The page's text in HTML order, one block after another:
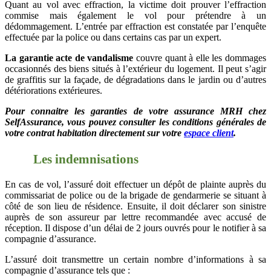
Quant au vol avec effraction, la victime doit prouver l’effraction
commise mais également le vol pour prétendre à un
dédommagement. L’entrée par effraction est constatée par l’enquête
effectuée par la police ou dans certains cas par un expert.
La garantie acte de vandalisme couvre quant à elle les dommages
occasionnés des biens situés à l’extérieur du logement. Il peut s’agir
de graffitis sur la façade, de dégradations dans le jardin ou d’autres
détériorations extérieures.
Pour connaitre les garanties de votre assurance MRH chez
SelfAssurance, vous pouvez consulter les conditions générales de
votre contrat habitation directement sur votre espace client.
Les indemnisations
En cas de vol, l’assuré doit effectuer un dépôt de plainte auprès du
commissariat de police ou de la brigade de gendarmerie se situant à
côté de son lieu de résidence. Ensuite, il doit déclarer son sinistre
auprès de son assureur par lettre recommandée avec accusé de
réception. Il dispose d’un délai de 2 jours ouvrés pour le notifier à sa
compagnie d’assurance.
L’assuré doit transmettre un certain nombre d’informations à sa
compagnie d’assurance tels que :